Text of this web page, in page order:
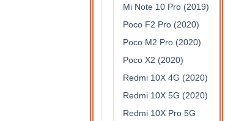
Mi Note 10 Pro (2019)
Poco F2 Pro (2020)
Poco M2 Pro (2020)
Poco X2 (2020)
Redmi 10X 4G (2020)
Redmi 10X 5G (2020)
Redmi 10X Pro 5G